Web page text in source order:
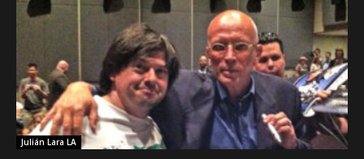
Julián Lara LA